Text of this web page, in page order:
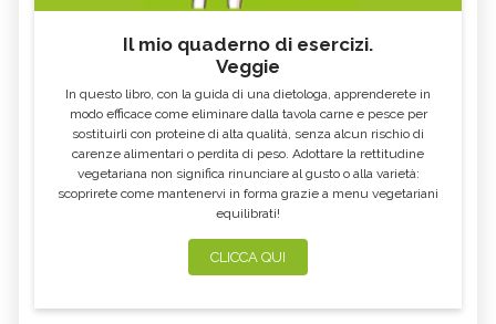
Il mio quaderno di esercizi.
Veggie
In questo libro, con la guida di una dietologa, apprenderete in
modo efficace come eliminare dalla tavola carne e pesce per
sostituirli con proteine di alta qualità, senza alcun rischio di
carenze alimentari o perdita di peso. Adottare la rettitudine
vegetariana non significa rinunciare al gusto o alla varietà:
scoprirete come mantenervi in forma grazie a menu vegetariani
equilibrati!
CLICCA QUI